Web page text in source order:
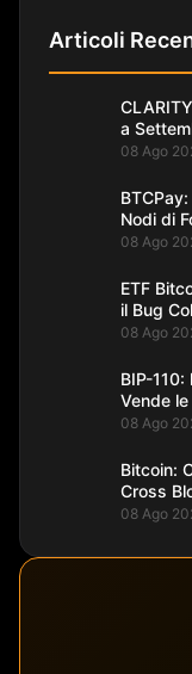
Articoli
a
08 Ago
Nodi di
08 Ago
ETF
il Bug
08 Ago
BIP-
Vende
08 Ago
Bitcoin:
Cross
08 Ago